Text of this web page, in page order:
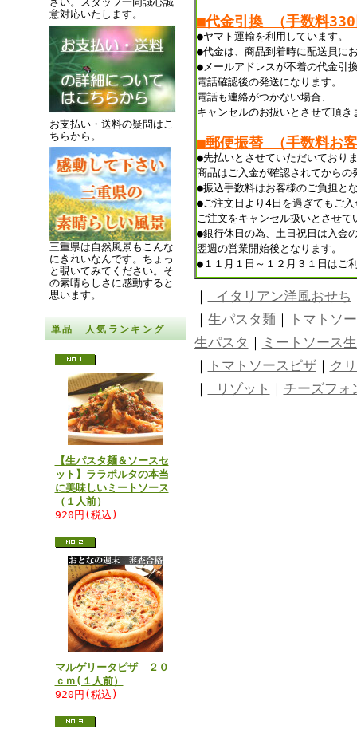
意対応いたします。
お支払い・送料の疑問はこ
ちらから。
三重県は自然風景もこんな
にきれいなんです。 ちょっ
と覗いてみてください。 そ
の素晴らしさに感動すると
思います。
単品 人気ランキング
【生パスタ麺＆ソースセ
ット】ララポルタの本当
に美味しいミートソース
（１人前）
920円(税込)
マルゲリータピザ ２０
ｃｍ(１人前）
920円(税込)
■代金引換 （手数料
●ヤマト運輸を利用しています。
●代金は、商品到着時に配送員に
●メールアドレスが不着の代金引
電話確認後の発送になります。
電話も連絡がつかない場合、
キャンセルのお扱いとさせて頂き
■郵便振替 （手数料お
●先払いとさせていただいており
商品はご入金が確認されてからの
●振込手数料はお客様のご負担と
●ご注文日より4日を過ぎてもご
ご注文をキャンセル扱いとさせて
●銀行休日の為、土日祝日は入金
翌週の営業開始後となります。
●１１月１日～１２月３１日はご
｜ イタリアン洋風おせち
｜ 生パスタ麺 ｜
トマトソ
生パスタ ｜ ミートソース
｜
トマトソースピザ｜ ク
｜
リゾット ｜ チーズフォ